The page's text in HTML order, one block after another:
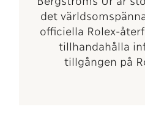
det
officiella Rolex-
tillhandahålla
tillgången på